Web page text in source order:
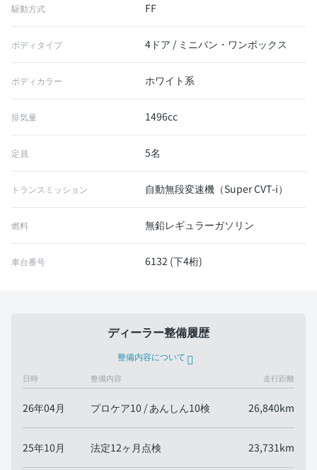
駆動方式 FF
ボディタイプ 4ドア / ミニバン・ワンボックス
ボディカラー ホワイト系
排気量 1496cc
定員 5名
トランスミッション 自動無段変速機（Super CVT-i）
燃料 無鉛レギュラーガソリン
車台番号 6132 (下4桁)
ディーラー整備履歴
整備内容について
日時 整備内容 走行距離
26年04月 プロケア10 / あんしん10検 26,840km
25年10月 法定12ヶ月点検 23,731km